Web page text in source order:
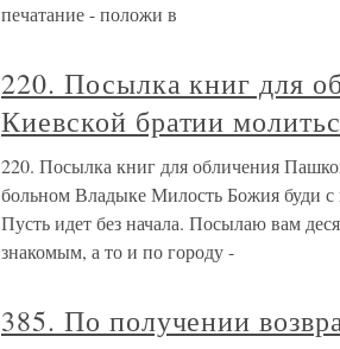
печатание - положи в
220. Посылка книг для
Киевской братии
220. Посылка книг для обличения
больном Владыке Милость Божия буди
Пусть идет без начала. Посылаю вам
знакомым, а то и по городу -
385. По получении